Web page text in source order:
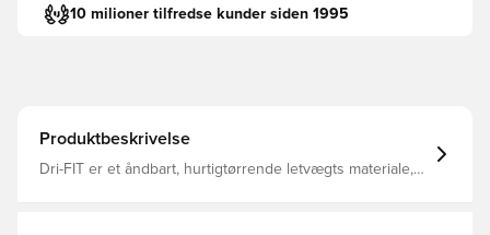
10 milioner tilfredse kunder siden 1995
Produktbeskrivelse
Dri-FIT er et åndbart, hurtigtørrende letvægts materiale,